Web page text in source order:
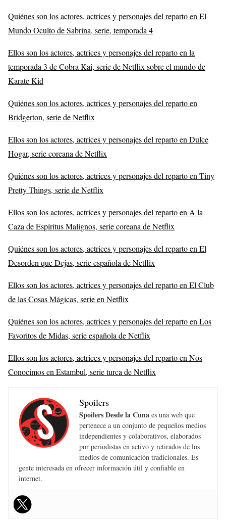
Quiénes son los actores, actrices y personajes del reparto en El
Mundo Oculto de Sabrina, serie, temporada 4
Ellos son los actores, actrices y personajes del reparto en la
temporada 3 de Cobra Kai, serie de Netflix sobre el mundo de
Karate Kid
Quiénes son los actores, actrices y personajes del reparto en
Bridgerton, serie de Netflix
Ellos son los actores, actrices y personajes del reparto en Dulce
Hogar, serie coreana de Netflix
Quiénes son los actores, actrices y personajes del reparto en Tiny
Pretty Things, serie de Netflix
Ellos son los actores, actrices y personajes del reparto en A la
Caza de Espíritus Malignos, serie coreana de Netflix
Quiénes son los actores, actrices y personajes del reparto en El
Desorden que Dejas, serie española de Netflix
Ellos son los actores, actrices y personajes del reparto en El Club
de las Cosas Mágicas, serie en Netflix
Quiénes son los actores, actrices y personajes del reparto en Los
Favoritos de Midas, serie española de Netflix
Ellos son los actores, actrices y personajes del reparto en Nos
Conocimos en Estambul, serie turca de Netflix
Spoilers
Spoilers Desde la Cuna es una web que
pertenece a un conjunto de pequeños medios
independientes y colaborativos, elaborados
por periodistas en activo y retirados de los
medios de comunicación tradicionales. Es
gente interesada en ofrecer información útil y confiable en
internet.